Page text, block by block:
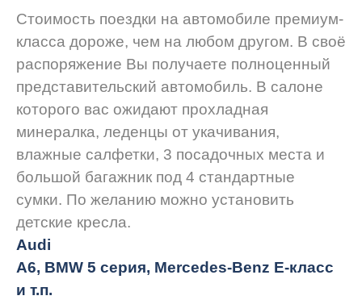
Стоимость поездки на автомобиле премиум-
класса дороже, чем на любом другом. В своё
распоряжение Вы получаете полноценный
представительский автомобиль. В салоне
которого вас ожидают прохладная
минералка, леденцы от укачивания,
влажные салфетки, 3 посадочных места и
большой багажник под 4 стандартные
сумки. По желанию можно установить
детские кресла.
Audi
A6, BMW 5 серия, Mercedes-Benz E-класс
и т.п.